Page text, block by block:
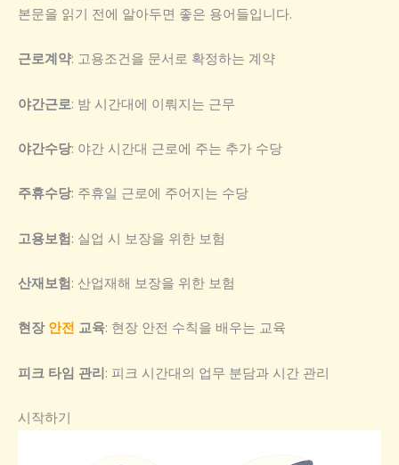
본문을 읽기 전에 알아두면 좋은 용어들입니다.
근로계약: 고용조건을 문서로 확정하는 계약
야간근로: 밤 시간대에 이뤄지는 근무
야간수당: 야간 시간대 근로에 주는 추가 수당
주휴수당: 주휴일 근로에 주어지는 수당
고용보험: 실업 시 보장을 위한 보험
산재보험: 산업재해 보장을 위한 보험
현장 안전 교육: 현장 안전 수칙을 배우는 교육
피크 타임 관리: 피크 시간대의 업무 분담과 시간 관리
시작하기